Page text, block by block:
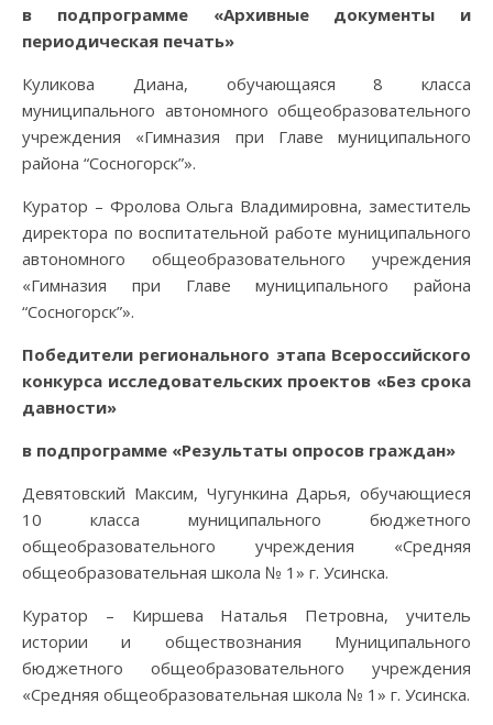
в подпрограмме «Архивные документы и
периодическая печать»
Куликова Диана, обучающаяся 8 класса
муниципального автономного общеобразовательного
учреждения «Гимназия при Главе муниципального
района “Сосногорск”».
Куратор – Фролова Ольга Владимировна, заместитель
директора по воспитательной работе муниципального
автономного общеобразовательного учреждения
«Гимназия при Главе муниципального района
“Сосногорск”».
Победители регионального этапа Всероссийского
конкурса исследовательских проектов «Без срока
давности»
в подпрограмме «Результаты опросов граждан»
Девятовский Максим, Чугункина Дарья, обучающиеся
10 класса муниципального бюджетного
общеобразовательного учреждения «Средняя
общеобразовательная школа № 1» г. Усинска.
Куратор – Киршева Наталья Петровна, учитель
истории и обществознания Муниципального
бюджетного общеобразовательного учреждения
«Средняя общеобразовательная школа № 1» г. Усинска.